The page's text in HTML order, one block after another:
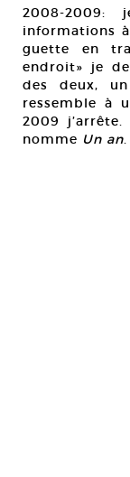
2008-2009:
informations
guette en
endroit» je
des deux,
ressemble à
2009
nomme Un an.